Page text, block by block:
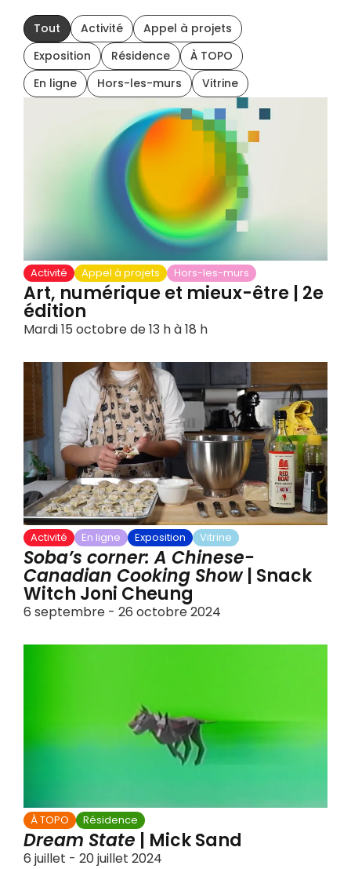
Activité
Appel à projets
Exposition
Résidence
À TOPO
En ligne
Hors-les-murs Vitrine
Tout
Activité Appel à projets Hors-les-murs
Art, numérique et mieux-être | 2e
édition
Mardi 15 octobre de 13 h à 18 h
Activité En ligne Exposition Vitrine
Soba’s corner: A Chinese-
Canadian Cooking Show| Snack
Witch Joni Cheung
6 septembre - 26 octobre 2024
À TOPO Résidence
Dream State | Mick Sand
6 juillet - 20 juillet 2024